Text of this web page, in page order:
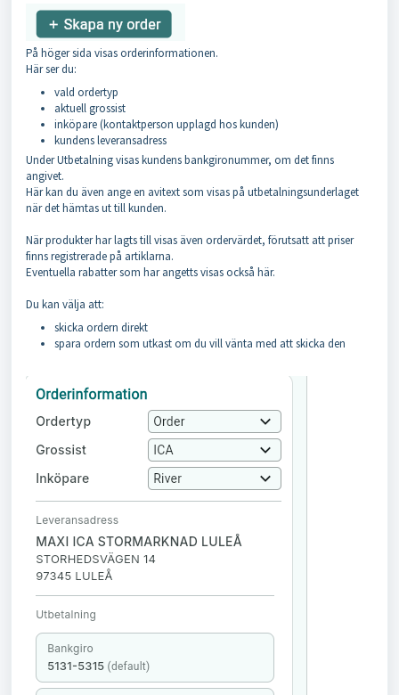
På höger sida visas orderinformationen.
Här ser du:
vald ordertyp
aktuell grossist
inköpare (kontaktperson upplagd hos kunden)
kundens leveransadress
Under Utbetalning visas kundens bankgironummer, om det finns
angivet.
Här kan du även ange en avitext som visas på utbetalningsunderlaget
när det hämtas ut till kunden.
När produkter har lagts till visas även ordervärdet, förutsatt att priser
finns registrerade på artiklarna.
Eventuella rabatter som har angetts visas också här.
Du kan välja att:
skicka ordern direkt
spara ordern som utkast om du vill vänta med att skicka den